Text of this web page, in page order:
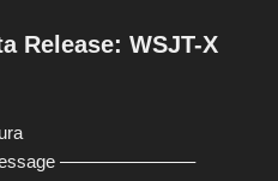
Release: WSJT-X
———————–